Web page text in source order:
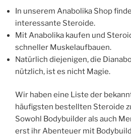
In unserem Anabolika Shop
interessante Steroide.
Mit Anabolika kaufen und
schneller Muskelaufbauen.
Natürlich diejenigen, die
nützlich, ist es nicht Magie.
Wir haben eine Liste der
häufigsten bestellten Steroide
Sowohl Bodybuilder als auch
erst ihr Abenteuer mit